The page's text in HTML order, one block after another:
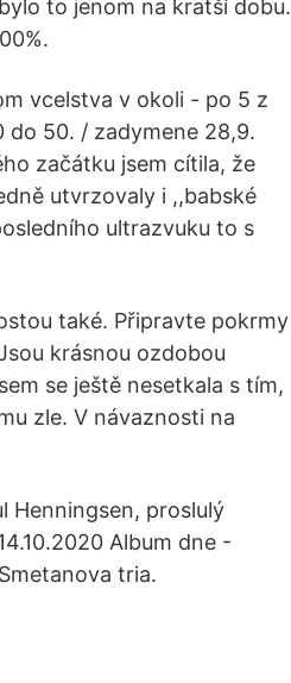
to jenom na kratší dobu.
vcelstva v okoli - po 5 z
do 50. / zadymene 28,9.
začátku jsem cítila, že
utvrzovaly i ,,babské
ultrazvuku to s
také. Připravte pokrmy
krásnou ozdobou
se ještě nesetkala s tím,
zle. V návaznosti na
Henningsen, proslulý
Album dne -
tria.